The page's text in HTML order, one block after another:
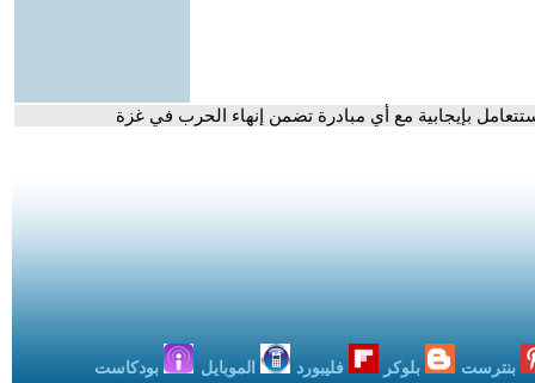
بإيجابية مع أي مبادرة تضمن إنهاء الحرب في غزة
بنترست بلوكر فليبورد الموبايل بودكاست